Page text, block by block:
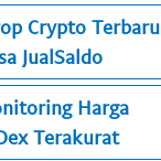
Crypto Terbaru
JualSaldo
Harga
Terakurat